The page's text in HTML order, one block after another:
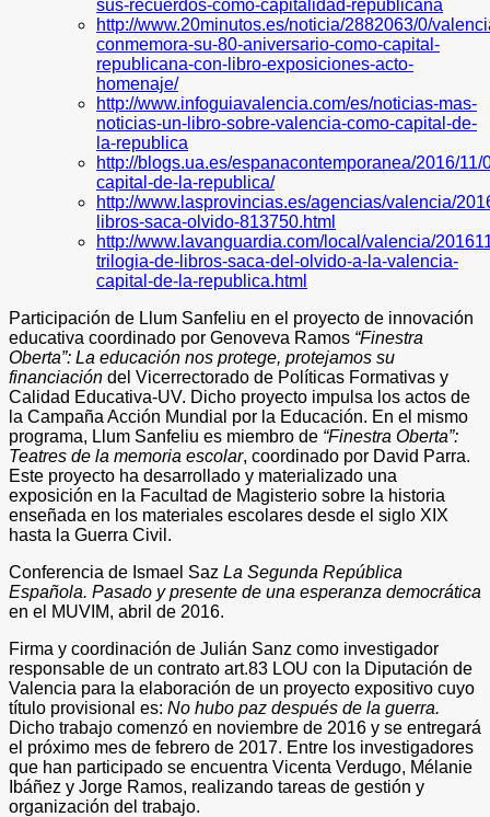
sus-recuerdos-como-capitalidad-republicana
http://www.20minutos.es/noticia/2882063/0/
conmemora-su-80-aniversario-como-capital-
republicana-con-libro-exposiciones-acto-
homenaje/
http://www.infoguiavalencia.com/es/noticias-mas-
noticias-un-libro-sobre-valencia-como-capital-de-
la-republica
http://blogs.ua.es/espanacontemporanea/2016/11/
capital-de-la-republica/
http://www.lasprovincias.es/agencias/valencia/
libros-saca-olvido-813750.html
http://www.lavanguardia.com/local/valencia/
trilogia-de-libros-saca-del-olvido-a-la-valencia-
capital-de-la-republica.html
Participación de Llum Sanfeliu en el proyecto de innovación
educativa coordinado por Genoveva Ramos “Finestra
Oberta”: La educación nos protege, protejamos su
financiación del Vicerrectorado de Políticas Formativas y
Calidad Educativa-UV. Dicho proyecto impulsa los actos de
la Campaña Acción Mundial por la Educación. En el mismo
programa, Llum Sanfeliu es miembro de “Finestra Oberta”:
Teatres de la memoria escolar, coordinado por David Parra.
Este proyecto ha desarrollado y materializado una
exposición en la Facultad de Magisterio sobre la historia
enseñada en los materiales escolares desde el siglo XIX
hasta la Guerra Civil.
Conferencia de Ismael Saz La Segunda República
Española. Pasado y presente de una esperanza democrática
en el MUVIM, abril de 2016.
Firma y coordinación de Julián Sanz como investigador
responsable de un contrato art.83 LOU con la Diputación de
Valencia para la elaboración de un proyecto expositivo cuyo
título provisional es: No hubo paz después de la guerra.
Dicho trabajo comenzó en noviembre de 2016 y se entregará
el próximo mes de febrero de 2017. Entre los investigadores
que han participado se encuentra Vicenta Verdugo, Mélanie
Ibáñez y Jorge Ramos, realizando tareas de gestión y
organización del trabajo.